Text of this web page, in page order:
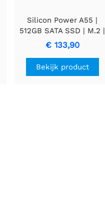
Silicon Power A55 |
512GB SATA SSD | M.2 |
560MB/s lezen |
530MB/s schrijven
€ 133,90
Bekijk product